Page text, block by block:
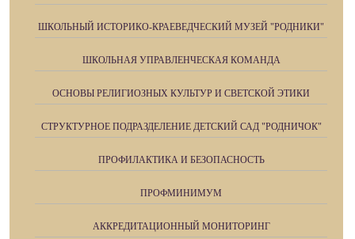
ШКОЛЬНЫЙ ИСТОРИКО-КРАЕВЕДЧЕСКИЙ МУЗЕЙ "РОДНИКИ"
ШКОЛЬНАЯ УПРАВЛЕНЧЕСКАЯ КОМАНДА
ОСНОВЫ РЕЛИГИОЗНЫХ КУЛЬТУР И СВЕТСКОЙ ЭТИКИ
СТРУКТУРНОЕ ПОДРАЗДЕЛЕНИЕ ДЕТСКИЙ САД "РОДНИЧОК"
ПРОФИЛАКТИКА И БЕЗОПАСНОСТЬ
ПРОФМИНИМУМ
АККРЕДИТАЦИОННЫЙ МОНИТОРИНГ